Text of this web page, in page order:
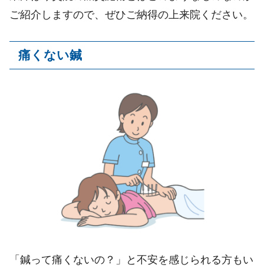
ご紹介しますので、ぜひご納得の上来院ください。
痛くない鍼
「鍼って痛くないの？」と不安を感じられる方もい